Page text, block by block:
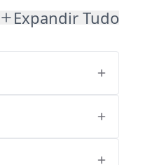
Expandir Tudo